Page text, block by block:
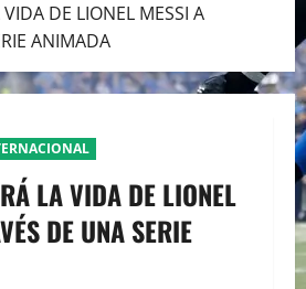
DE LIONEL MESSI A
ANIMADA
LA VIDA DE LIONEL
DE UNA SERIE